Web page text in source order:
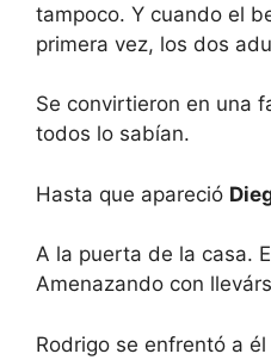
tampoco. Y cuando el
primera vez, los dos
Se convirtieron en una
todos lo sabían.
Hasta que apareció
A la puerta de la casa.
Amenazando con
Rodrigo se enfrentó a